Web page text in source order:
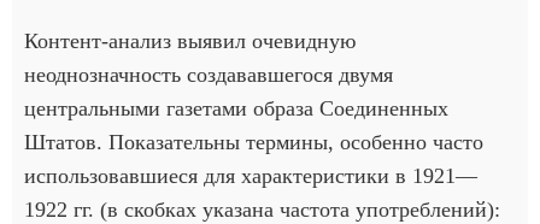
Контент-анализ выявил очевидную
неоднозначность создававшегося двумя
центральными газетами образа Соединенных
Штатов. Показательны термины, особенно часто
использовавшиеся для характеристики в 1921—
1922 гг. (в скобках указана частота употреблений):